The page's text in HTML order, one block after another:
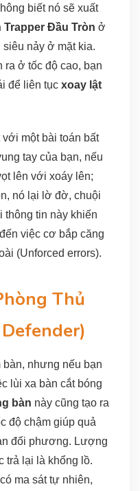
biết nó sẽ xuất
Trapper Đầu Tròn ở
siêu nảy ở mặt kia.
ra ở tốc độ cao, bạn
để liên tục xoay lật
một bài toán bất
tay của bạn, nếu
lên với xoáy lên;
nó lại lờ đờ, chuội
thông tin này khiến
việc cơ bắp căng
(Unforced errors).
Thủ
bàn, nhưng nếu bạn
lùi xa bàn cắt bóng
bàn này cũng tạo ra
độ chậm giúp quả
đối phương. Lượng
trả lại là khổng lồ.
ma sát tự nhiên,